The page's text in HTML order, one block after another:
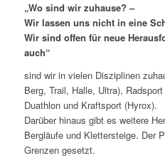
„Wo sind wir zuhause? –
Wir lassen uns nicht in eine
Wir sind offen für neue
auch“
sind wir in vielen Disziplinen
Berg, Trail, Halle, Ultra),
Duathlon und Kraftsport (Hyrox).
Darüber hinaus gibt es weitere
Bergläufe und Klettersteige. Der
Grenzen gesetzt.